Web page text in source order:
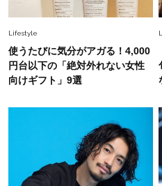
ップス×パンツ
Fashion 2026.5.29
40代の夏通勤は
「オシャレ」も
Fashion
初夏はこれさえ
で即涼しげ＆上
Lifestyle
使うたびに気分がアガる！4,000
円台以下の「絶対外れない女性
向けギフト」9選